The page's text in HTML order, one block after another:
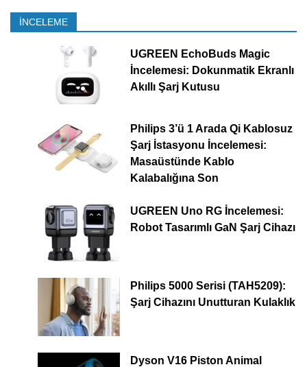
İNCELEME
UGREEN EchoBuds Magic
İncelemesi: Dokunmatik Ekranlı
Akıllı Şarj Kutusu
Philips 3’ü 1 Arada Qi Kablosuz
Şarj İstasyonu İncelemesi:
Masaüstünde Kablo
Kalabalığına Son
UGREEN Uno RG İncelemesi:
Robot Tasarımlı GaN Şarj Cihazı
Philips 5000 Serisi (TAH5209):
Şarj Cihazını Unutturan Kulaklık
Dyson V16 Piston Animal